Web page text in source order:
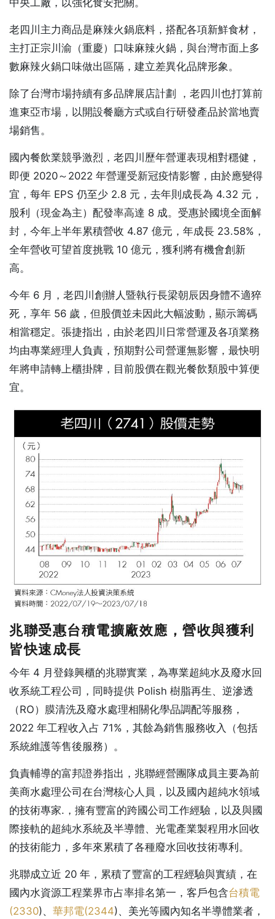
老四川主力商品是麻辣火鍋底料，搭配各項新鮮食材，
主打正宗川渝（重慶）口味麻辣火鍋，與台灣市面上多
數麻辣火鍋口味做出區隔，建立差異化品牌形象。
除了台灣市場持續有多品牌展店計劃 ，老四川也打算前
進東亞市場，以開設餐廳方式或自行研發產品於當地賣
場銷售。
國內餐飲業競爭激烈，老四川歷年營運表現相對穩健，
即便 2020～2022 年營運受新冠疫情影響，由於應變得
宜，每年 EPS 仍至少 2.8 元，去年則成長為 4.32 元，
股利（現金為主）配發率高達 8 成。受惠於國境全面解
封，今年上半年累積營收 4.87 億元，年成長 23.58%，
全年營收可望首度挑戰 10 億元，獲利將有機會創新
高。
今年 6 月，老四川創辦人暨執行長梁朝辰因身體不適猝
死，享年 56 歲，但股價並未因此大幅波動，顯示籌碼
相當穩定。張捷指出，由於老四川日常營運及各項業務
均由專業經理人負責，預期對公司營運無影響，最快明
年將申請轉上櫃掛牌，目前股價在觀光餐飲類股中算便
宜。
兆聯受惠台積電擴廠效應，營收與獲利
皆快速成長
今年 4 月登錄興櫃的兆聯實業，為專業超純水及廢水回
收系統工程公司，同時提供 Polish 樹脂再生、逆滲透
（RO）膜清洗及廢水處理相關化學品調配等服務，
2022 年工程收入占 71%，其餘為銷售服務收入（包括
系統維護等售後服務）。
負責輔導的富邦證券指出，兆聯經營團隊成員主要為前
美商水處理公司在台灣核心人員，以及國內超純水領域
的技術專家.，擁有豐富的跨國公司工作經驗，以及與國
際接軌的超純水系統及半導體、光電產業製程用水回收
的技術能力，多年來累積了各種廢水回收技術專利。
兆聯成立近 20 年，累積了豐富的工程經驗與實績，在
國內水資源工程業界市占率排名第一，客戶包含台積電
(2330)、 華邦電(2344)、美光等國內知名半導體業者，